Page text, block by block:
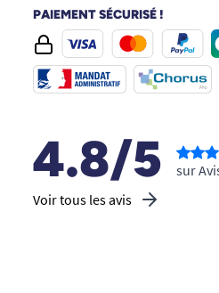
PAIEMENT SÉCURISÉ !
4.8/5
Voir tous les avis
sur